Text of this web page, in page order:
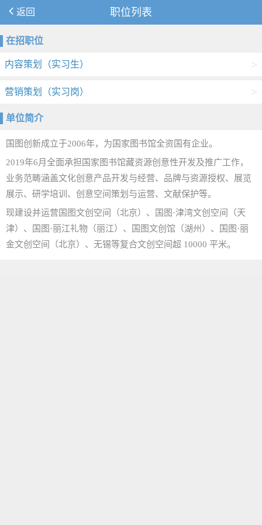
返回 职位列表
在招职位
内容策划（实习生） >
营销策划（实习岗） >
单位简介
国图创新成立于2006年，为国家图书馆全资国有企业。
2019年6月全面承担国家图书馆藏资源创意性开发及推广工作，
业务范畴涵盖文化创意产品开发与经营、品牌与资源授权、展览
展示、研学培训、创意空间策划与运营、文献保护等。
现建设并运营国图文创空间（北京）、国图·津湾文创空间（天
津）、国图·丽江礼物（丽江）、国图文创馆（湖州）、国图·丽
金文创空间（北京）、无锡等复合文创空间超 10000 平米。